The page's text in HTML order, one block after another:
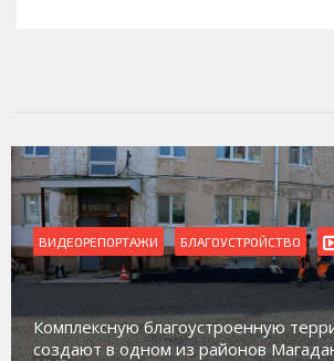
ВИДЕОРЕПОРТАЖИ БЛАГОУСТРОЙСТВО
Комплексную благоустроенную
создают в одном из районов